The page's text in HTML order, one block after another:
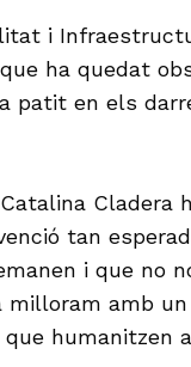
i
ha quedat
patit en els
Cladera
tan
i que no
milloram amb
humanitzen